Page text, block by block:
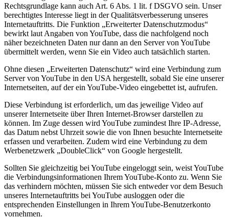
Rechtsgrundlage kann auch Art. 6 Abs. 1 lit. f DSGVO sein. Unser
berechtigtes Interesse liegt in der Qualitätsverbesserung unseres
Internetauftritts. Die Funktion „Erweiterter Datenschutzmodus“
bewirkt laut Angaben von YouTube, dass die nachfolgend noch
näher bezeichneten Daten nur dann an den Server von YouTube
übermittelt werden, wenn Sie ein Video auch tatsächlich starten.
Ohne diesen „Erweiterten Datenschutz“ wird eine Verbindung zum
Server von YouTube in den USA hergestellt, sobald Sie eine unserer
Internetseiten, auf der ein YouTube-Video eingebettet ist, aufrufen.
Diese Verbindung ist erforderlich, um das jeweilige Video auf
unserer Internetseite über Ihren Internet-Browser darstellen zu
können. Im Zuge dessen wird YouTube zumindest Ihre IP-Adresse,
das Datum nebst Uhrzeit sowie die von Ihnen besuchte Internetseite
erfassen und verarbeiten. Zudem wird eine Verbindung zu dem
Werbenetzwerk „DoubleClick“ von Google hergestellt.
Sollten Sie gleichzeitig bei YouTube eingeloggt sein, weist YouTube
die Verbindungsinformationen Ihrem YouTube-Konto zu. Wenn Sie
das verhindern möchten, müssen Sie sich entweder vor dem Besuch
unseres Internetauftritts bei YouTube ausloggen oder die
entsprechenden Einstellungen in Ihrem YouTube-Benutzerkonto
vornehmen.